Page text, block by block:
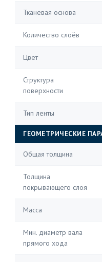
Тканевая основа
Количество слоёв
Цвет
Структура
поверхности
Тип ленты
ГЕОМЕТРИЧЕСКИЕ
Общая толщина
Толщина
покрывающего слоя
Масса
Мин. диаметр вала
прямого хода